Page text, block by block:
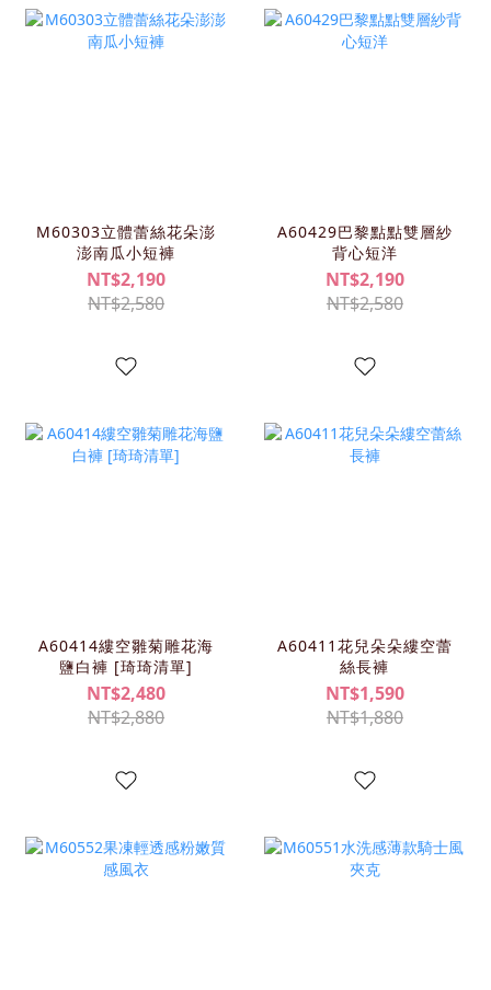
M60303立體蕾絲花朵澎
澎南瓜小短褲
NT$2,190
NT$2,580
A60429巴黎點點雙層紗
背心短洋
NT$2,190
NT$2,580
A60414縷空雛菊雕花海
鹽白褲 [琦琦清單]
NT$2,480
NT$2,880
A60411花兒朵朵縷空蕾
絲長褲
NT$1,590
NT$1,880